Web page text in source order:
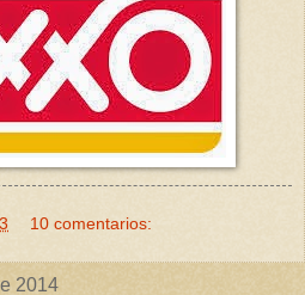
10 comentarios:
2014